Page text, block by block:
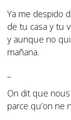
Ya me despido
de tu casa y tu
y aunque no
mañana.
On dit que
parce qu’on ne